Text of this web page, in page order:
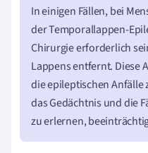
In einigen Fällen, bei
der Temporallappen-
Chirurgie erforderlich
Lappens entfernt. Diese
die epileptischen Anfälle
das Gedächtnis und die
zu erlernen,